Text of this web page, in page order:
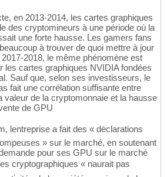
en 2013-2014, les cartes graphiques
des cryptomineurs à une période où la
une forte hausse. Les gamers fans
à trouver de quoi mettre à jour
2018, le même phénomène est
les cartes graphiques NVIDIA fondées
Sauf que, selon ses investisseurs, le
fait une corrélation suffisante entre
valeur de la cryptomonnaie et la hausse
de GPU
lentreprise a fait des « déclarations
» sur le marché, en soutenant
pour ses GPU sur le marché
cryptographiques « naurait pas